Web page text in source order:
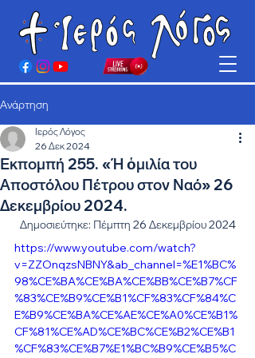
Ανάρτηση
Εκπομπή 255. «Ή ὁμιλία του
Αποστόλου Πέτρου στον Ναό» 26
Δεκεμβρίου 2024.
Ιερός Λόγος
26 Δεκ 2024
Δημοσιεύτηκε: Πέμπτη 26 Δεκεμβρίου 2024
https://www.youtube.com/watch?
v=ZZOnqzsNBNY&ab_channel=%E1%BC%
98%CE%BA%CE%BA%CE%BB%CE%B7%CF
%83%CE%B9%CE%B1%CF%83%CF%84%C
E%B9%CE%BA%CE%AE%CE%A0%CE%B1%
CF%81%CE%AD%CE%BC%CE%B2%CE%B1
%CF%83%CE%B7%E1%BC%B9%CE%B5%C